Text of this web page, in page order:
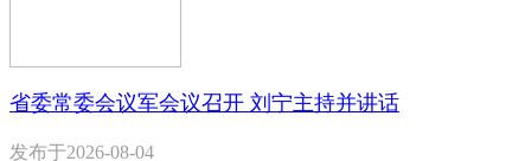
省委常委会议军会议召开 刘宁主持并讲话
发布于2026-08-04